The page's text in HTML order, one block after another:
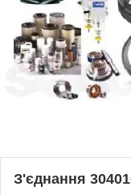
З'єднання